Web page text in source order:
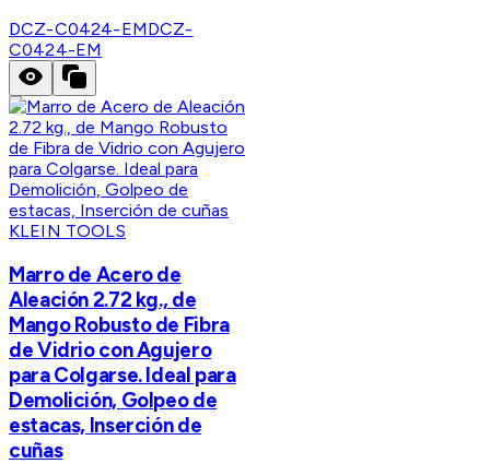
DCZ-C0424-EMDCZ-
C0424-EM
KLEIN TOOLS
Marro de Acero de
Aleación 2.72 kg., de
Mango Robusto de Fibra
de Vidrio con Agujero
para Colgarse. Ideal para
Demolición, Golpeo de
estacas, Inserción de
cuñas